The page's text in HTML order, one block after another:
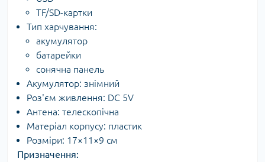
TF/SD-картки
Тип харчування:
акумулятор
батарейки
сонячна панель
Акумулятор: знімний
Роз'єм живлення: DC 5V
Антена: телескопічна
Матеріал корпусу: пластик
Розміри: 17×11×9 см
Призначення: